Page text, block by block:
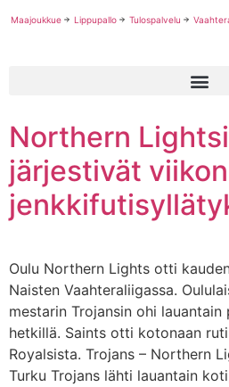
Maajoukkue Lippupallo Tulospalvelu
Northern
järjestivät
Oulu Northern Lights otti
Naisten Vaahteraliigassa.
mestarin Trojansin ohi
hetkillä. Saints otti kotonaan
Royalsista. Trojans – Northern
Turku Trojans lähti lauantain